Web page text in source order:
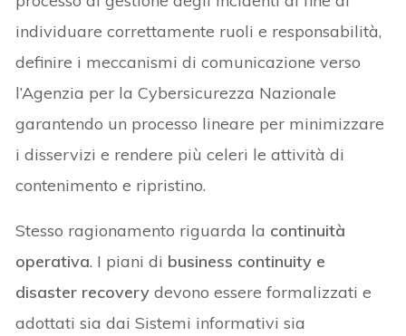
individuare correttamente ruoli e responsabilità,
definire i meccanismi di comunicazione verso
l’Agenzia per la Cybersicurezza Nazionale
garantendo un processo lineare per minimizzare
i disservizi e rendere più celeri le attività di
contenimento e ripristino.
Stesso ragionamento riguarda la continuità
operativa. I piani di business continuity e
disaster recovery devono essere formalizzati e
adottati sia dai Sistemi informativi sia